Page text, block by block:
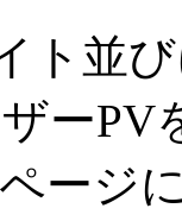
ト並
ーPV
ージ